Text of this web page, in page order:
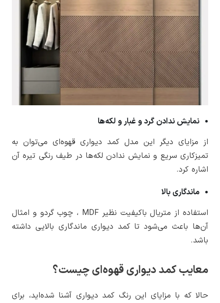
نمایش ندادن گرد و غبار و لکه‌ها
از مزایای دیگر این مدل کمد دیواری قهوه‌ای می‌توان به
تمیزکاری سریع و نمایش ندادن لکه‌ها در طیف رنگی تیره آن
اشاره کرد.
ماندگاری بالا
استفاده از متریال باکیفیت نظیر MDF ، چوب گردو و امثال
آن‌ها باعث می‌شود تا کمد دیواری ماندگاری بالایی داشته
باشد.
معایب کمد دیواری قهوه‌ای چیست؟
حالا که با مزایای این رنگ کمد دیواری آشنا شده‌اید، برای